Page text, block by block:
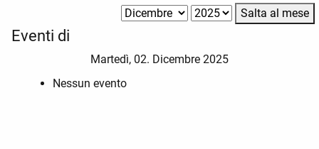
Salta al mese
Eventi di
Martedì, 02. Dicembre 2025
Nessun evento